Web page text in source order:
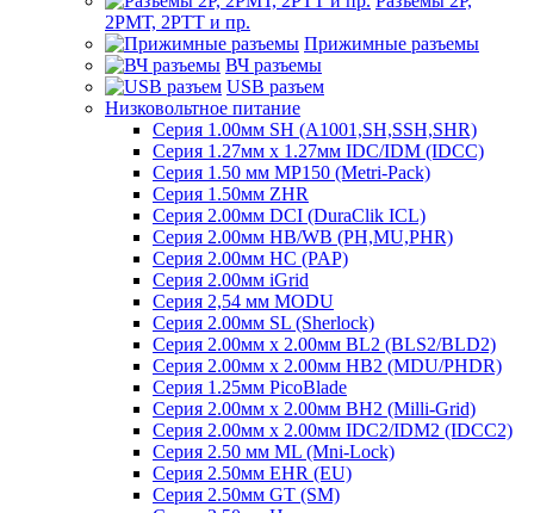
2РМТ, 2РТТ и пр.
Прижимные разъемы
ВЧ разъемы
USB разъем
Низковольтное питание
Серия 1.00мм SH (A1001,SH,SSH,SHR)
Серия 1.27мм x 1.27мм IDC/IDM (IDCC)
Серия 1.50 мм MP150 (Metri-Pack)
Серия 1.50мм ZHR
Серия 2.00мм DCI (DuraClik ICL)
Серия 2.00мм HB/WB (PH,MU,PHR)
Серия 2.00мм HC (PAP)
Серия 2.00мм iGrid
Серия 2,54 мм MODU
Серия 2.00мм SL (Sherlock)
Серия 2.00мм x 2.00мм BL2 (BLS2/BLD2)
Серия 2.00мм x 2.00мм HB2 (MDU/PHDR)
Серия 1.25мм PicoBlade
Серия 2.00мм х 2.00мм BH2 (Milli-Grid)
Серия 2.00мм х 2.00мм IDC2/IDM2 (IDCC2)
Серия 2.50 мм ML (Mni-Lock)
Серия 2.50мм EHR (EU)
Серия 2.50мм GT (SM)